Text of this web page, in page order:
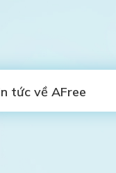
tức về AFree